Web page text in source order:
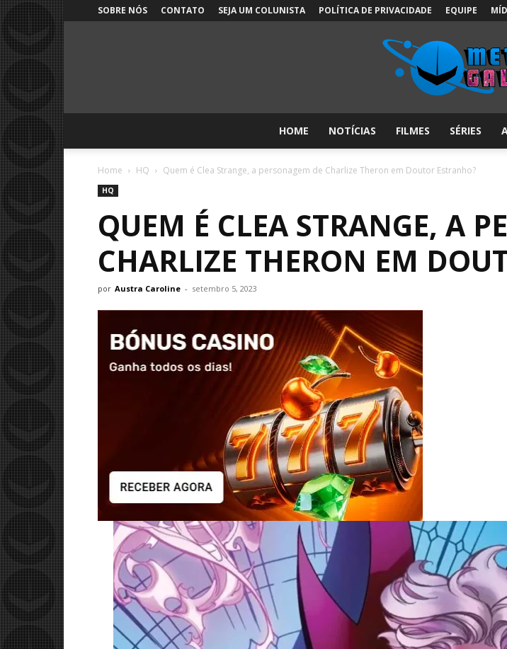
SOBRE NÓS CONTATO SEJA UM COLUNISTA POLÍTICA DE PRIVACIDADE EQUIPE
sobre
HOME NOTÍCIAS FILMES SÉRIES
Home HQ Quem é Clea Strange, a personagem de Charlize Theron em Doutor Estranho?
HQ
QUEM É CLEA STRANGE, A
CHARLIZE THERON EM
por Austra Caroline - setembro 5, 2023